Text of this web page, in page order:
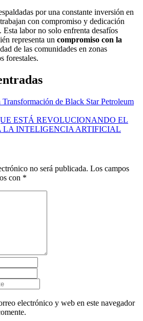
por una constante inversión en
con compromiso y dedicación
Esta labor no solo enfrenta desafíos
representa un compromiso con la
de las comunidades en zonas
forestales.
de Black Star Petroleum
ESTÁ REVOLUCIONANDO EL
LA INTELIGENCIA ARTIFICIAL
no será publicada. Los campos
con *
electrónico y web en este navegador